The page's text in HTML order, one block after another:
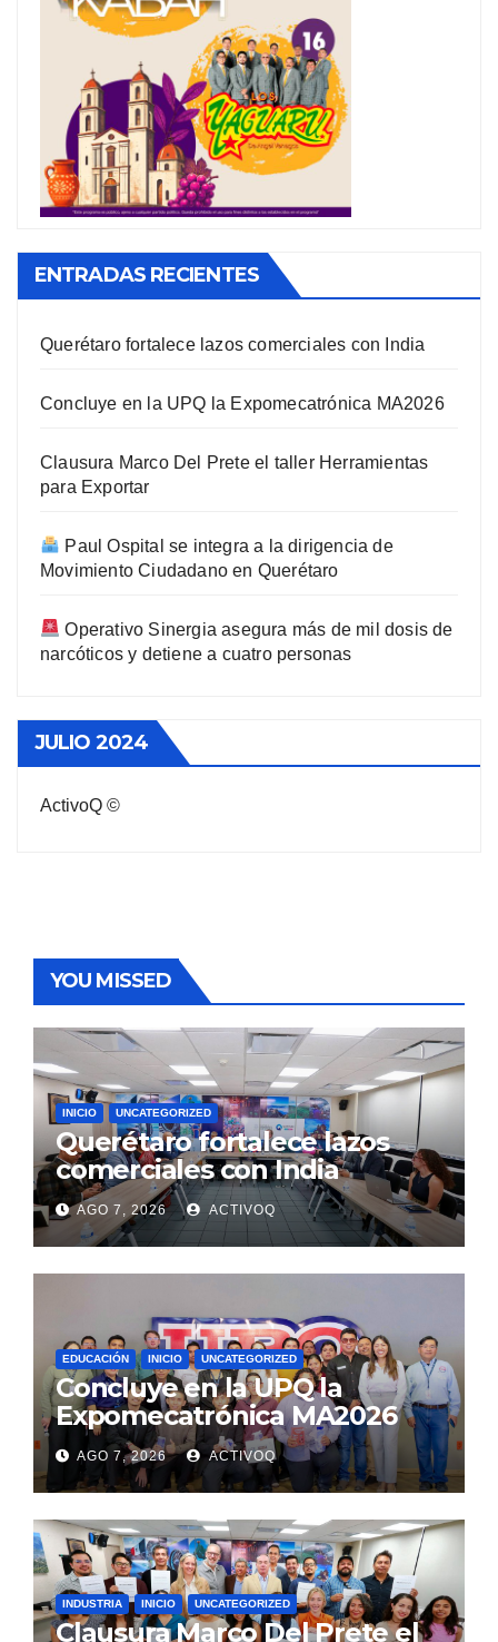
ENTRADAS RECIENTES
Querétaro fortalece lazos comerciales con India
Concluye en la UPQ la Expomecatrónica MA2026
Clausura Marco Del Prete el taller Herramientas
para Exportar
Paul Ospital se integra a la dirigencia de
Movimiento Ciudadano en Querétaro
Operativo Sinergia asegura más de mil dosis de
narcóticos y detiene a cuatro personas
JULIO 2024
ActivoQ ©
YOU MISSED
INICIO UNCATEGORIZED
Querétaro fortalece lazos
comerciales con India
AGO 7, 2026 ACTIVOQ
EDUCACIÓN INICIO UNCATEGORIZED
Concluye en la UPQ la
Expomecatrónica MA2026
AGO 7, 2026 ACTIVOQ
INDUSTRIA INICIO UNCATEGORIZED
Clausura Marco Del Prete el